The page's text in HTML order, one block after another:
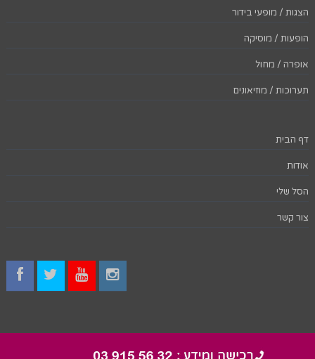
הצגות / מופעי בידור
הופעות / מוסיקה
אופרה / מחול
תערוכות / מוזיאונים
דף הבית
אודות
הסל שלי
צור קשר